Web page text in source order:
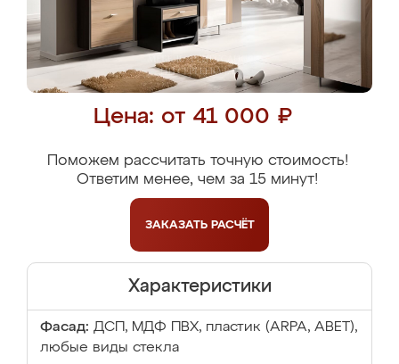
Цена: от 41 000 ₽
Поможем рассчитать точную стоимость!
Ответим менее, чем за 15 минут!
ЗАКАЗАТЬ РАСЧЁТ
Характеристики
Фасад: ДСП, МДФ ПВХ, пластик (ARPA, ABET),
любые виды стекла